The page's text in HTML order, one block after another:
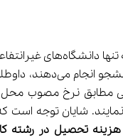
با توجه به این که تنها
رشته پذیرش دانشجو
مطابق نرخ مصوب
شایان توجه است که
هزینه تحصیل در رشته